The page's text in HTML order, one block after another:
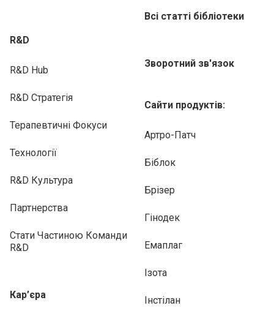
R&D
R&D Hub
R&D Стратегія
Терапевтичні Фокуси
Технології
R&D Культура
Партнерства
Стати Частиною Команди
R&D
Кар’єра
Всі статті бібліотеки
Зворотний зв'язок
Сайти продуктів:
Артро-Патч
Біблок
Брізер
Гінодек
Емаплаг
Ізота
Інстілан